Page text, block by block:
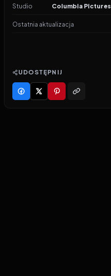
Studio Columbia Pictures
Ostatnia aktualizacja
UDOSTĘPNIJ